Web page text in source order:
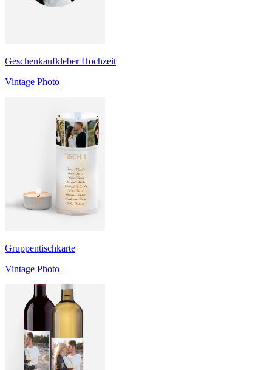
Geschenkaufkleber Hochzeit
Vintage Photo
Gruppentischkarte
Vintage Photo